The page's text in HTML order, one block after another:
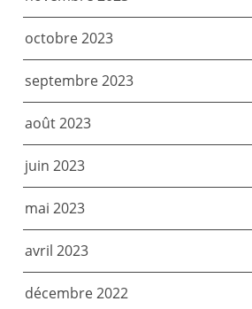
octobre 2023
septembre 2023
août 2023
juin 2023
mai 2023
avril 2023
décembre 2022